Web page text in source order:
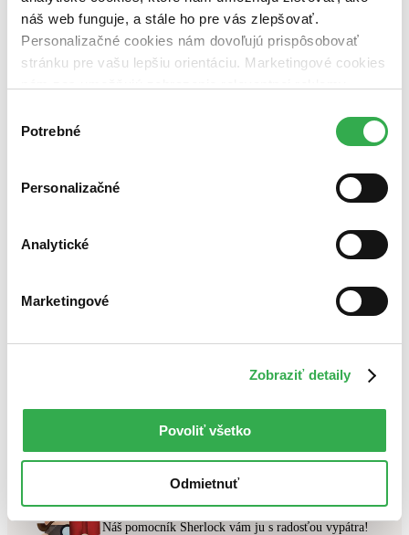
náš web funguje, a stále ho pre vás zlepšovať.
Personalizačné cookies nám dovoľujú prispôsobovať
stránku pre vašu lepšiu orientáciu. Marketingové cookies
nám pomohlo, keby sme mohli používať všetky tieto
súhlasu
Potrebné
Personalizačné
Analytické
Marketingové
Zobraziť detaily
Povoliť všetko
Odmietnuť
čítaná (0 titulov)čítaná
čítaná - výborný stav (0 titulov)čítaná - výborný stav
čítaná - mierne opotrebovaná (0 titulov)čítaná - mierne
opotrebovaná
čítané verzie vypredaných kníh (0 titulov) čítané verzie
vypredaných kníh
Zúžiť výber
Bestsellery
Najdrahšie
najnovšie
vyhovujúci zadaným podmienkam.
Chcete poradiť knihu?
Náš pomocník Sherlock vám ju s radosťou vypátra!